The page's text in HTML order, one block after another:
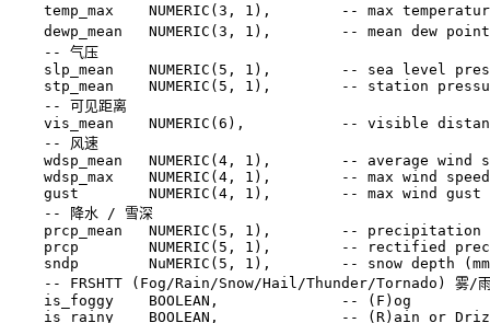
temp_max
NUMERIC ( 3 , 1 ),
dewp_mean
NUMERIC ( 3 , 1 ),
slp_mean
NUMERIC ( 5 , 1 ),
stp_mean
NUMERIC ( 5 , 1 ),
vis_mean
NUMERIC ( 6 ),
wdsp_mean
NUMERIC ( 4 , 1 ),
wdsp_max
NUMERIC ( 4 , 1 ),
gust
NUMERIC ( 4 , 1 ),
prcp_mean
NUMERIC ( 5 , 1 ),
prcp
NUMERIC ( 5 , 1 ),
sndp
NuMERIC ( 5 , 1 ),
is_foggy BOOLEAN ,
is_rainy
BOOLEAN ,